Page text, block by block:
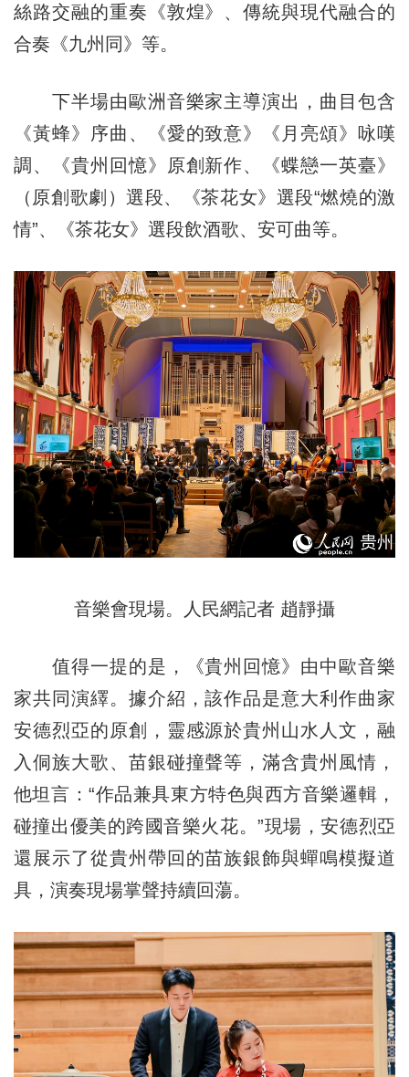
絲路交融的重奏《敦煌》、傳統與現代融合的
合奏《九州同》等。
下半場由歐洲音樂家主導演出，曲目包含
《黃蜂》序曲、《愛的致意》《月亮頌》咏嘆
調、《貴州回憶》原創新作、《蝶戀一英臺》
（原創歌劇）選段、《茶花女》選段“燃燒的激
情”、《茶花女》選段飲酒歌、安可曲等。
音樂會現場。人民網記者 趙靜攝
值得一提的是，《貴州回憶》由中歐音樂
家共同演繹。據介紹，該作品是意大利作曲家
安德烈亞的原創，靈感源於貴州山水人文，融
入侗族大歌、苗銀碰撞聲等，滿含貴州風情，
他坦言：“作品兼具東方特色與西方音樂邏輯，
碰撞出優美的跨國音樂火花。”現場，安德烈亞
還展示了從貴州帶回的苗族銀飾與蟬鳴模擬道
具，演奏現場掌聲持續回蕩。